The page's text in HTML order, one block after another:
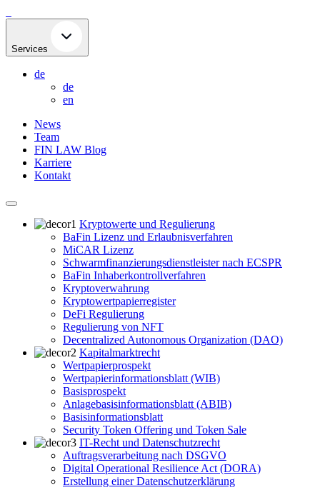
to
Services
de
de
en
News
Team
FIN LAW Blog
Karriere
Kontakt
Kryptowerte und Regulierung
BaFin Lizenz und Erlaubnisverfahren
MiCAR Lizenz
Schwarmfinanzierungsdienstleister nach ECSPR
BaFin Inhaberkontrollverfahren
Kryptoverwahrung
Kryptowertpapierregister
DeFi Regulierung
Regulierung von NFT
Decentralized Autonomous Organization (DAO)
Kapitalmarktrecht
Wertpapierprospekt
Wertpapierinformationsblatt (WIB)
Basisprospekt
Anlagebasisinformationsblatt (ABIB)
Basisinformationsblatt
Security Token Offering und Token Sale
IT-Recht und Datenschutzrecht
Auftragsverarbeitung nach DSGVO
Digital Operational Resilience Act (DORA)
Erstellung einer Datenschutzerklärung